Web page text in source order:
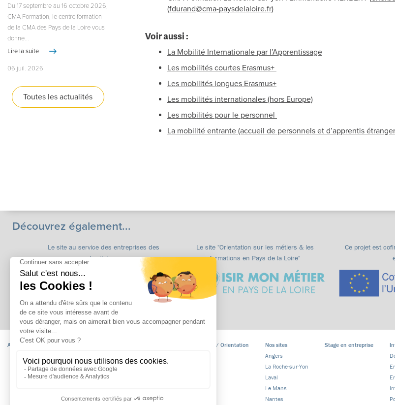
Du 17 septembre au 16 octobre 2026,
CMA Formation, le centre formation
de la CMA des Pays de la Loire vous
donne...
Lire la suite
06 juil. 2026
Toutes les actualités
(fdurand@cma-paysdelaloire.fr)
Voir aussi :
La Mobilité Internationale par l’Apprentissage
Les mobilités courtes Erasmus+
Les mobilités longues Erasmus+
Les mobilités internationales (hors Europe)
Les mobilités pour le personnel
La mobilité entrante (accueil de personnels et d’apprentis
Découvrez également...
Le site au service des entreprises des
territoires
Le site "Orientation sur les métiers & les
formations en Pays de la Loire"
Ce projet est
Accueil Formationsapprentissage
Niveau BAC
Niveau Post BAC
Insertion / Orientation
Nos sites
Angers
La Roche-sur-Yon
Laval
Le Mans
Nantes
Stage en entreprise